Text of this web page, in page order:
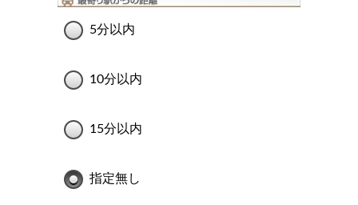
5分以内
10分以内
15分以内
指定無し